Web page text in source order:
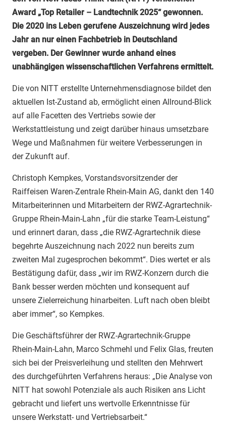
Award „Top Retailer – Landtechnik 2025“ gewonnen.
Die 2020 ins Leben gerufene Auszeichnung wird jedes
Jahr an nur einen Fachbetrieb in Deutschland
vergeben. Der Gewinner wurde anhand eines
unabhängigen wissenschaftlichen Verfahrens ermittelt.
Die von NITT erstellte Unternehmensdiagnose bildet den
aktuellen Ist-Zustand ab, ermöglicht einen Allround-Blick
auf alle Facetten des Vertriebs sowie der
Werkstattleistung und zeigt darüber hinaus umsetzbare
Wege und Maßnahmen für weitere Verbesserungen in
der Zukunft auf.
Christoph Kempkes, Vorstandsvorsitzender der
Raiffeisen Waren-Zentrale Rhein-Main AG, dankt den 140
Mitarbeiterinnen und Mitarbeitern der RWZ-Agrartechnik-
Gruppe Rhein-Main-Lahn „für die starke Team-Leistung“
und erinnert daran, dass „die RWZ-Agrartechnik diese
begehrte Auszeichnung nach 2022 nun bereits zum
zweiten Mal zugesprochen bekommt“. Dies wertet er als
Bestätigung dafür, dass „wir im RWZ-Konzern durch die
Bank besser werden möchten und konsequent auf
unsere Zielerreichung hinarbeiten. Luft nach oben bleibt
aber immer“, so Kempkes.
Die Geschäftsführer der RWZ-Agrartechnik-Gruppe
Rhein-Main-Lahn, Marco Schmehl und Felix Glas, freuten
sich bei der Preisverleihung und stellten den Mehrwert
des durchgeführten Verfahrens heraus: „Die Analyse von
NITT hat sowohl Potenziale als auch Risiken ans Licht
gebracht und liefert uns wertvolle Erkenntnisse für
unsere Werkstatt- und Vertriebsarbeit.“